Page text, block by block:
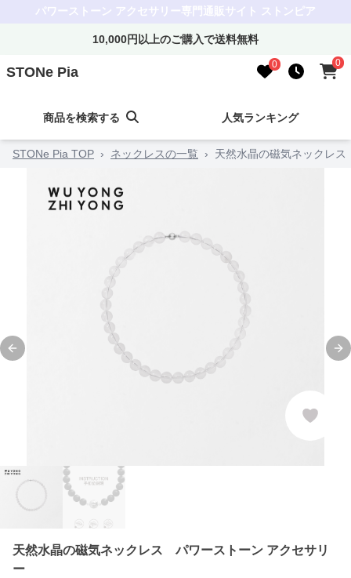
パワーストーン アクセサリー専門通販サイト ストンピア
10,000円以上のご購入で送料無料
STONe Pia 0 0
商品を検索する 人気ランキング
STONe Pia TOP › ネックレスの一覧 › 天然水晶の磁気ネックレ
Previous slide
天然水晶の磁気ネックレス パワーストーン アクセサリ
ー